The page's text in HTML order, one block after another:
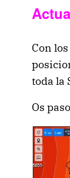
Con
toda la
Os